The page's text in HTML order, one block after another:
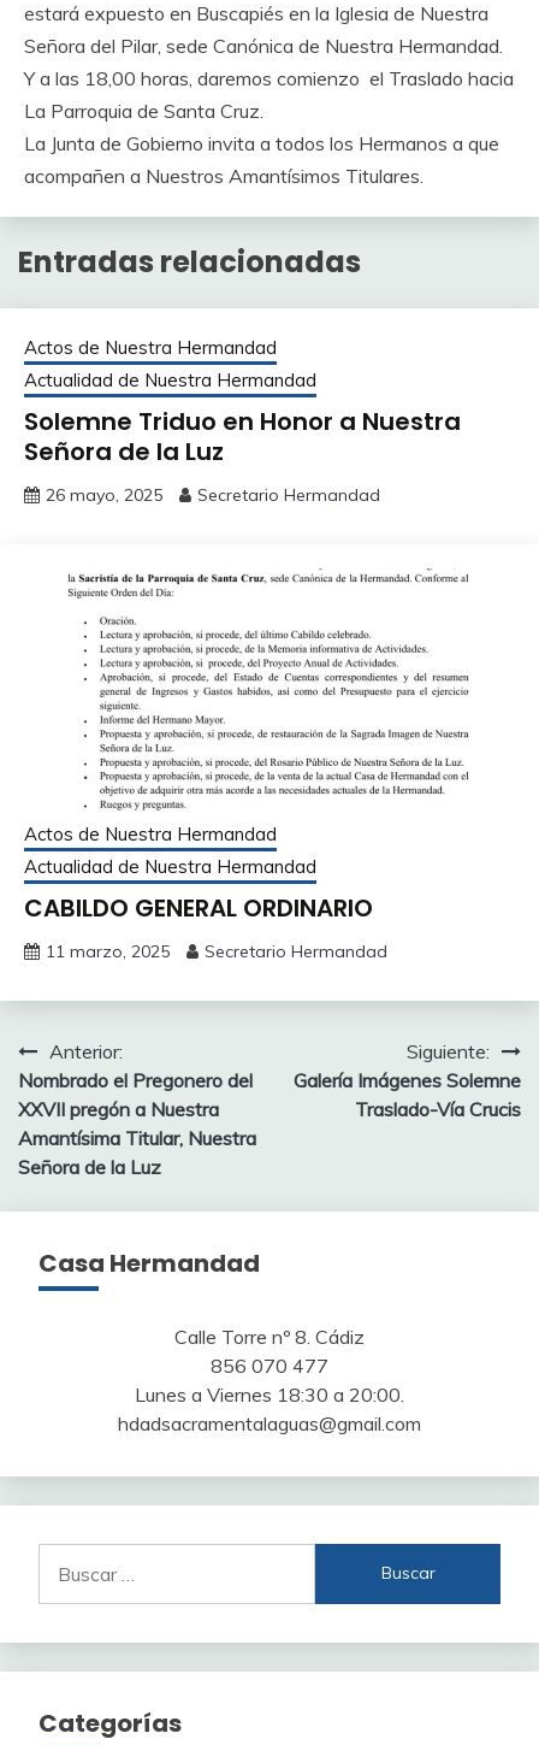
estará expuesto en Buscapiés en la Iglesia de Nuestra
Señora del Pilar, sede Canónica de Nuestra Hermandad.
Y a las 18,00 horas, daremos comienzo el Traslado hacia
La Parroquia de Santa Cruz.
La Junta de Gobierno invita a todos los Hermanos a que
acompañen a Nuestros Amantísimos Titulares.
Entradas relacionadas
Actos de Nuestra Hermandad
Actualidad de Nuestra Hermandad
Solemne Triduo en Honor a Nuestra
Señora de la Luz
26 mayo, 2025 Secretario Hermandad
Actos de Nuestra Hermandad
Actualidad de Nuestra Hermandad
CABILDO GENERAL ORDINARIO
11 marzo, 2025 Secretario Hermandad
Navegación
de
entradas
Anterior:
Nombrado el Pregonero del
XXVII pregón a Nuestra
Amantísima Titular, Nuestra
Señora de la Luz
Siguiente:
Galería Imágenes Solemne
Traslado-Vía Crucis
Casa Hermandad
Calle Torre nº 8. Cádiz
856 070 477
Lunes a Viernes 18:30 a 20:00.
hdadsacramentalaguas@gmail.com
Categorías